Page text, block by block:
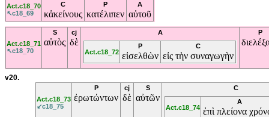
Act.c18_70
↖c18_69
C
κἀκείνους
P
κατέλιπεν
A
αὐτοῦ
Act.c18_71
↖c18_70
S
αὐτὸς
cj
δὲ
A
Act.c18_72
P
εἰσελθὼν
C
εἰς τὴν συναγωγὴν
P
v20.
Act.c18_73
↙c18_75
P
ἐρωτώντων
cj
δὲ
S
αὐτῶν
C
Act.c18_74
A
ἐπὶ πλείονα